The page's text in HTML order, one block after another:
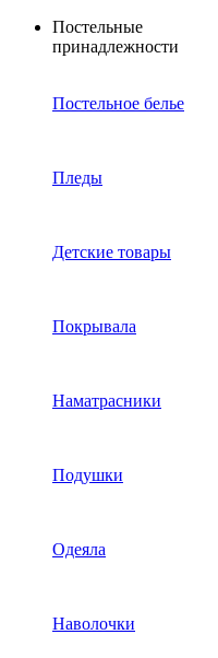
Постельные
принадлежности
Постельное белье
Пледы
Детские товары
Покрывала
Наматрасники
Подушки
Одеяла
Наволочки